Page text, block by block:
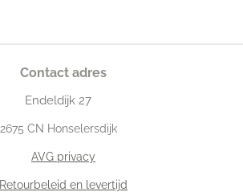
Contact adres
Endeldijk 27
2675 CN Honselersdijk
AVG privacy
Retourbeleid en levertijd